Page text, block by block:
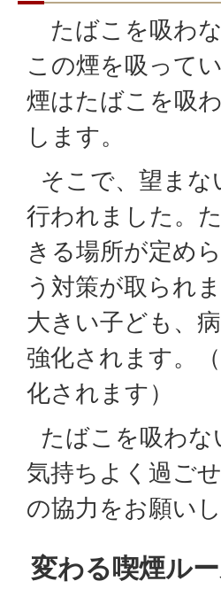
たばこを吸わ
この煙を吸って
煙はたばこを吸
します。
そこで、望まな
行われました。
きる場所が定め
う対策が取られ
大きい子ども、
強化されます。
化されます）
たばこを吸わな
気持ちよく過ご
の協力をお願いし
変わる喫煙ル